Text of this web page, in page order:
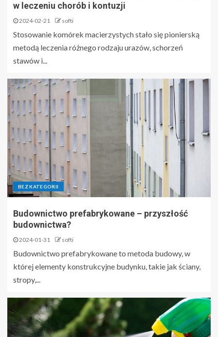
Rowery Gazelle – komfort i
5
powinien wiedzieć każdy
właściciel?
1
Psychoterapia młodzieży –
wsparcie w „hejcie”
w leczeniu chorób i kontuzji
2024-02-21 softi
Stosowanie komórek macierzystych stało się pionierską
metodą leczenia różnego rodzaju urazów, schorzeń
stawów i...
BEZ KATEGORII
Budownictwo prefabrykowane – przyszłość
budownictwa?
2024-01-31 softi
Budownictwo prefabrykowane to metoda budowy, w
której elementy konstrukcyjne budynku, takie jak ściany,
stropy,...